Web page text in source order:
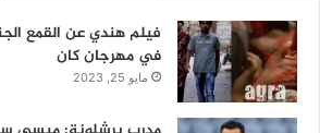
فيلم هندي عن القمع
في مهرجان كان
مايو 25, 2023